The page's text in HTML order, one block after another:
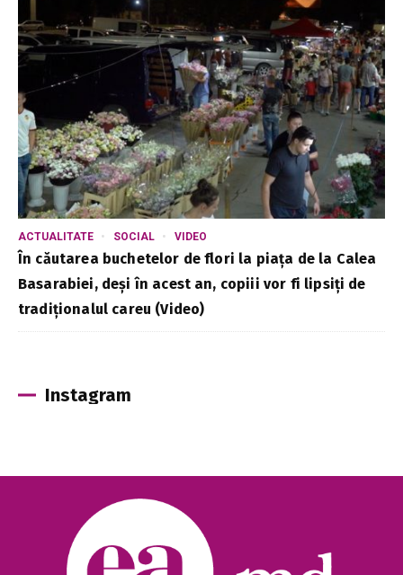
ACTUALITATE SOCIAL VIDEO
În căutarea buchetelor de flori la piața de la Calea
Basarabiei, deși în acest an, copiii vor fi lipsiți de
tradiționalul careu (Video)
Instagram